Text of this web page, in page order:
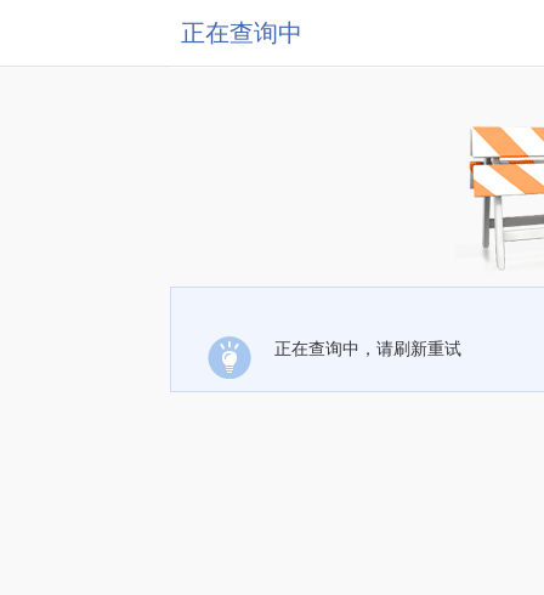
正在查询中
正在查询中，请刷新重试